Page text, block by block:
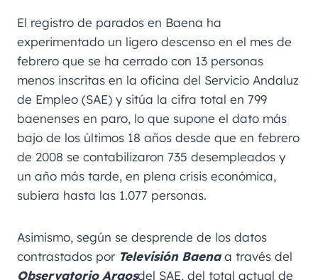
El registro de parados en Baena ha
experimentado un ligero descenso en el mes de
febrero que se ha cerrado con 13 personas
menos inscritas en la oficina del Servicio Andaluz
de Empleo (SAE) y sitúa la cifra total en 799
baenenses en paro, lo que supone el dato más
bajo de los últimos 18 años desde que en febrero
de 2008 se contabilizaron 735 desempleados y
un año más tarde, en plena crisis económica,
subiera hasta las 1.077 personas.
Asimismo, según se desprende de los datos
contrastados por Televisión Baenaa través del
Observatorio Argosdel SAE, del total actual de